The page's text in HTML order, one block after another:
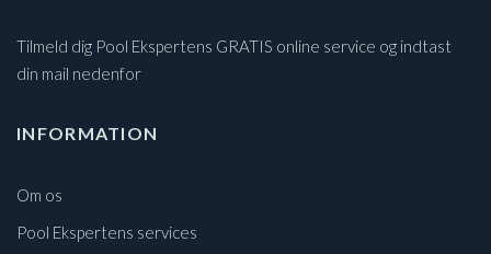
Tilmeld dig Pool Ekspertens GRATIS online service og indtast
din mail nedenfor
INFORMATION
Om os
Pool Ekspertens services